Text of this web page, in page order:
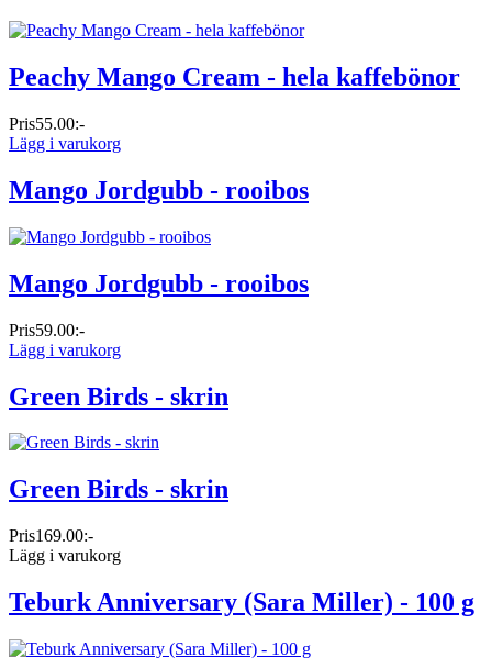
Peachy Mango Cream - hela kaffebönor
Pris55.00:-
Lägg i varukorg
Mango Jordgubb - rooibos
Mango Jordgubb - rooibos
Pris59.00:-
Lägg i varukorg
Green Birds - skrin
Green Birds - skrin
Pris169.00:-
Lägg i varukorg
Teburk Anniversary (Sara Miller) - 100 g